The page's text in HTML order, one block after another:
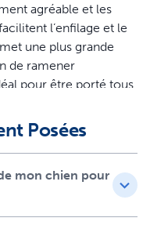
agréable et les
l’enfilage et le
une plus grande
de ramener
pour être porté tous
pour un contrôle
Posées
mon chien pour